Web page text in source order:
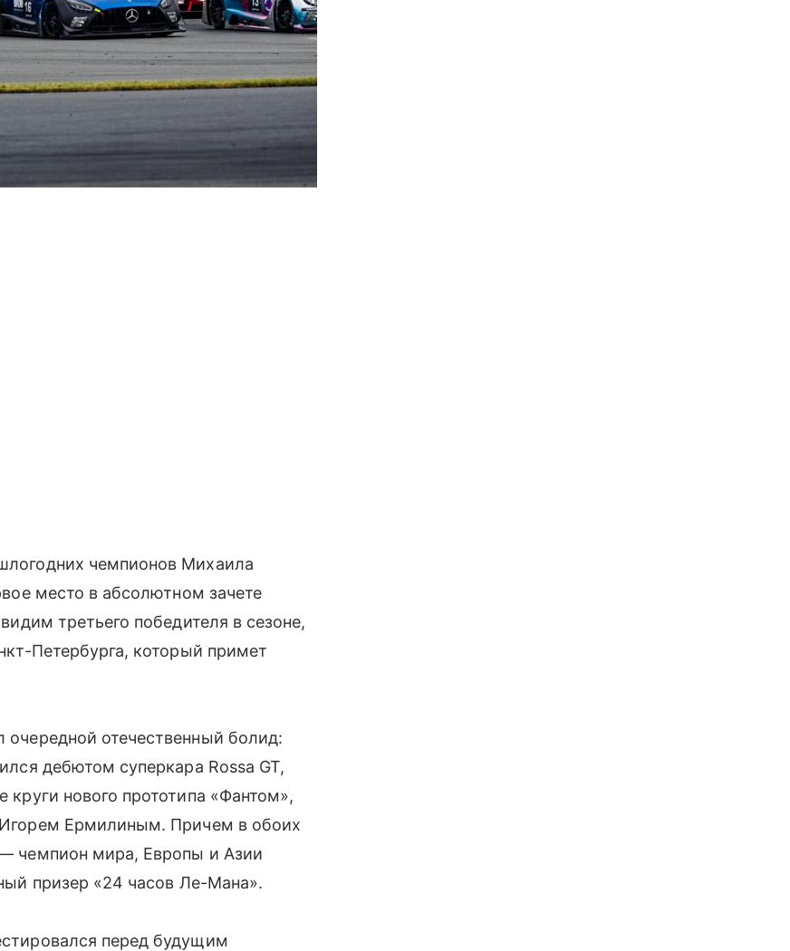
чемпионов Михаила
место в абсолютном зачете
третьего победителя в сезоне,
Петербурга, который примет
отечественный болид:
дебютом суперкара Rossa GT,
нового прототипа «Фантом»,
Игорем Ермилиным. Причем в обоих
чемпион мира, Европы и Азии
призер «24 часов Ле-Мана».
перед будущим